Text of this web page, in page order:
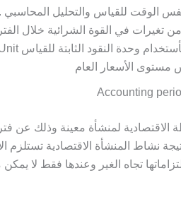
الوقت للقياس والتحليل المحاسبي .
تغيرات في القوة الشرائية خلال
مستوى الأسعار العام
الاقتصادية لمنشأة معينة وذلك عن
نشاط المنشأة الاقتصادية تستلزم
تجاه الغير وعندها فقط لا